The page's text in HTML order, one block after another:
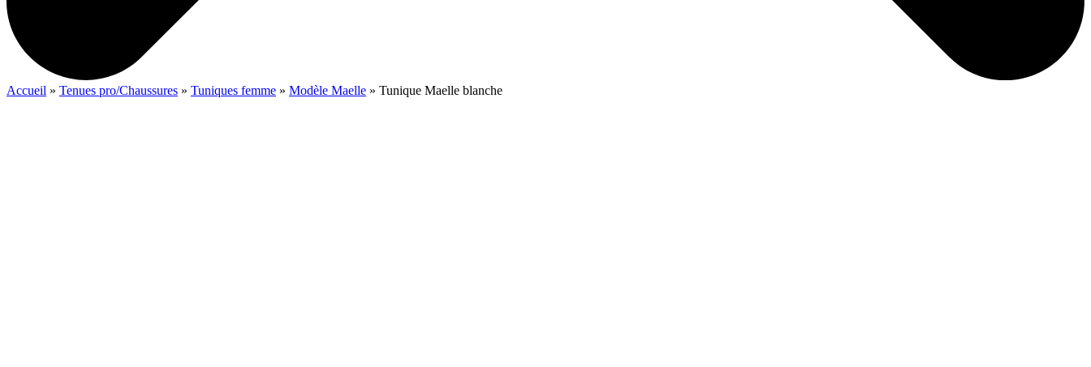
Accueil » Tenues pro/Chaussures » Tuniques femme » Modèle Maelle » Tunique Maelle blanche